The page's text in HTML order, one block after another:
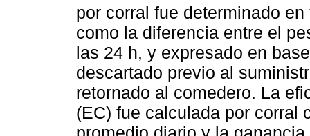
por corral fue determinado
como la diferencia entre el
las 24 h, y expresado en
descartado previo al
retornado al comedero. La
(EC) fue calculada por corral